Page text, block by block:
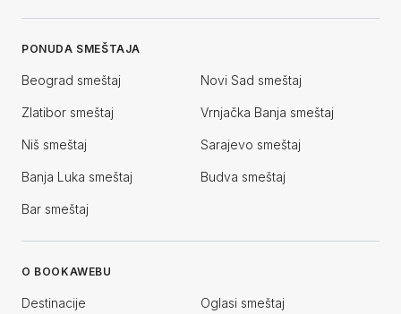
PONUDA SMEŠTAJA
Beograd smeštaj Novi Sad smeštaj
Zlatibor smeštaj Vrnjačka Banja smeštaj
Niš smeštaj Sarajevo smeštaj
Banja Luka smeštaj Budva smeštaj
Bar smeštaj
O BOOKAWEBU
Destinacije Oglasi smeštaj